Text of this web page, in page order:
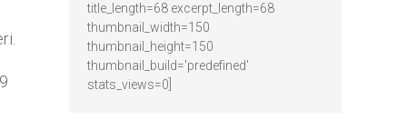
title_length=68 excerpt_length=68
thumbnail_width=150
thumbnail_height=150
thumbnail_build='predefined'
stats_views=0]